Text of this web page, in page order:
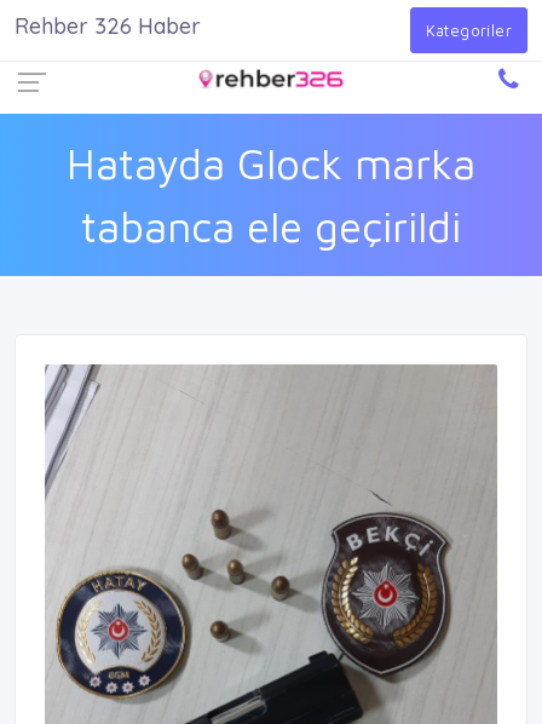
Giriş Yap
Hatayda Glock marka
tabanca ele geçirildi
Rehber 326 Haber Kategoriler